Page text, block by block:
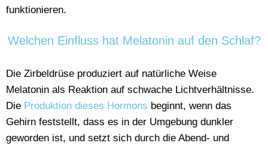
funktionieren.
Welchen Einfluss hat Melatonin auf den Schlaf?
Die Zirbeldrüse produziert auf natürliche Weise
Melatonin als Reaktion auf schwache Lichtverhältnisse.
Die Produktion dieses Hormons beginnt, wenn das
Gehirn feststellt, dass es in der Umgebung dunkler
geworden ist, und setzt sich durch die Abend- und